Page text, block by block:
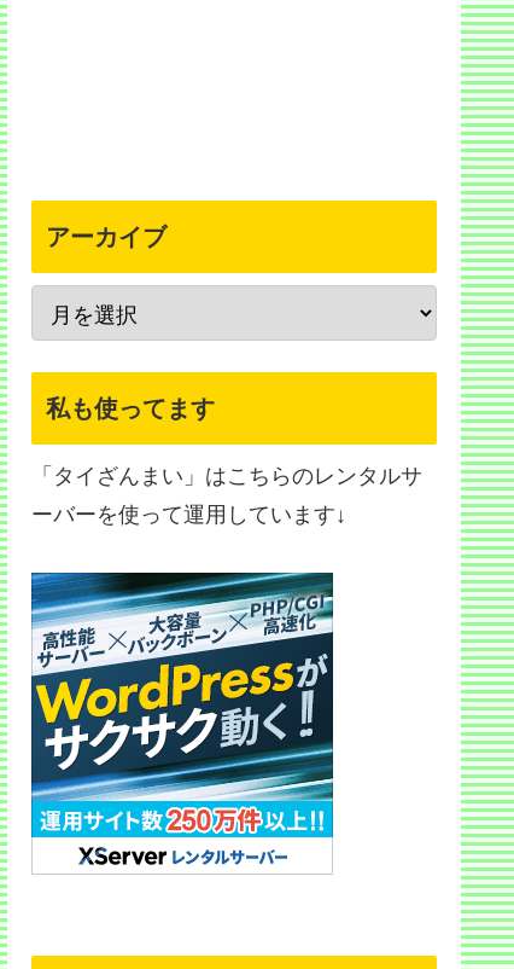
アーカイブ
私も使ってます
「タイざんまい」はこちらのレンタルサ
ーバーを使って運用しています↓